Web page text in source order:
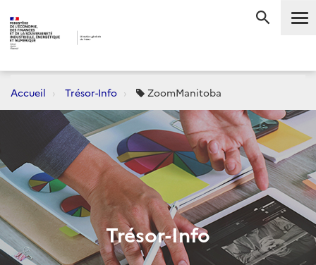
Accueil Trésor-Info ZoomManitoba
Trésor-Info